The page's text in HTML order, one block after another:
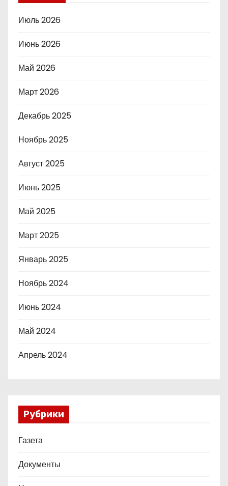
Июль 2026
Июнь 2026
Май 2026
Март 2026
Декабрь 2025
Ноябрь 2025
Август 2025
Июнь 2025
Май 2025
Март 2025
Январь 2025
Ноябрь 2024
Июнь 2024
Май 2024
Апрель 2024
Рубрики
Газета
Документы